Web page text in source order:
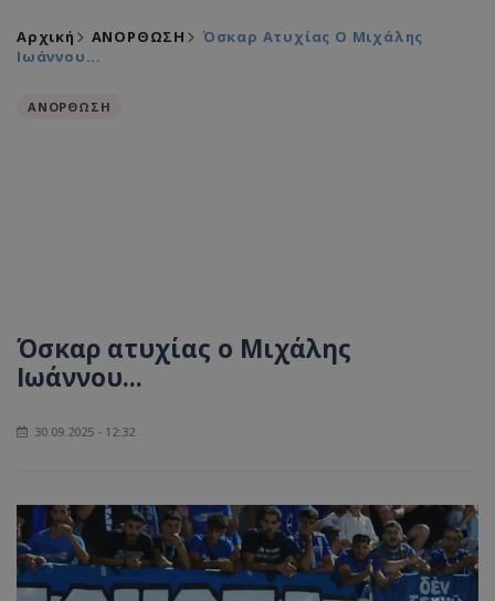
Αρχική ΑΝΟΡΘΩΣΗ
Όσκαρ Ατυχίας Ο Μιχάλης
Ιωάννου...
ΑΝΟΡΘΩΣΗ
Όσκαρ ατυχίας ο Μιχάλης
Ιωάννου...
30.09.2025 - 12:32